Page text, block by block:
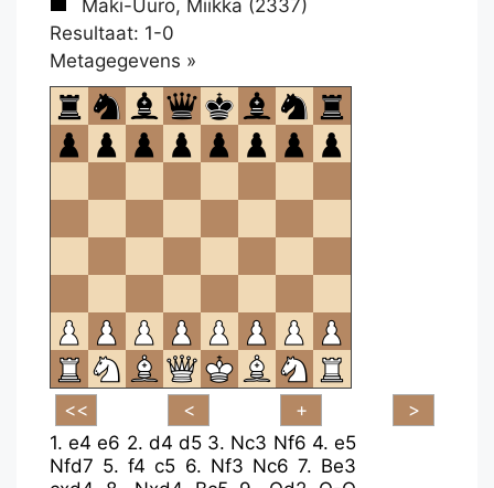
Maki-Uuro, Miikka (2337)
Resultaat: 1-0
Metagegevens »
om
te
openen.
1.e4 e6 2. d4 d5 3. Nc3 Nf6 4.e5
Nfd7 5.f4 c5 6. Nf3 Nc6 7. Be3